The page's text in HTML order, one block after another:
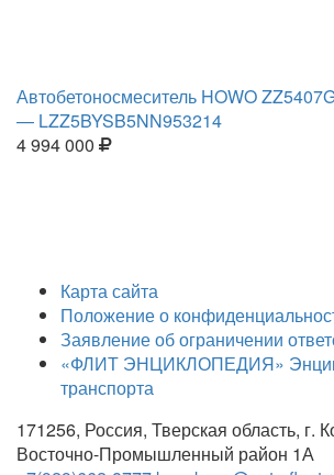
Автобетоносмеситель HOWO
— LZZ5BYSB5NN953214
4 994 000
Карта сайта
Положение о
Заявление об ограничении
«ФЛИТ ЭНЦИКЛОПЕДИЯ»
транспорта
171256, Россия, Тверская область, г.
Восточно-Промышленный район 1А